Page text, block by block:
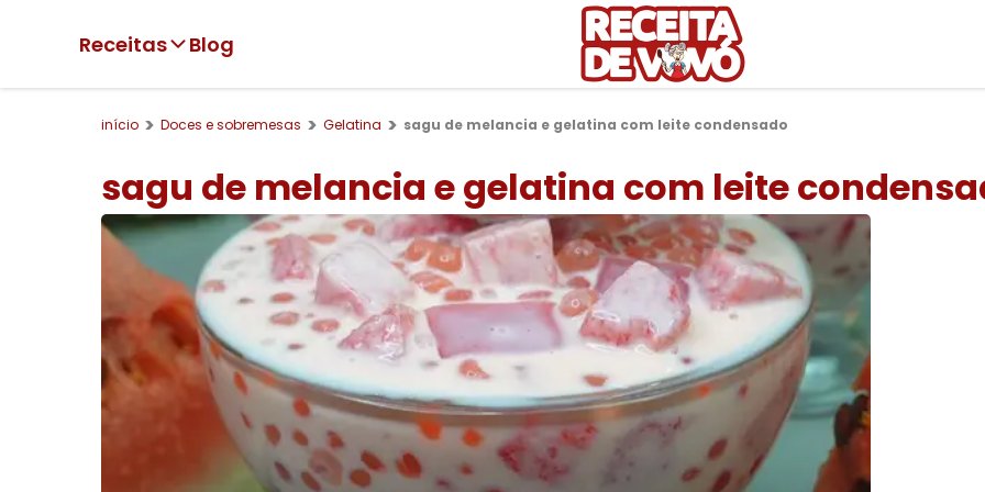
Receitas Blog
início Doces e sobremesas Gelatina sagu de melancia e gelatina com leite condensado
sagu de melancia e gelatina com leite